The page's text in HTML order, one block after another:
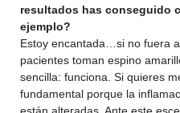
resultados has conseguido
ejemplo?
Estoy encantada…si no fuera
pacientes toman espino
sencilla: funciona. Si quieres
fundamental porque la